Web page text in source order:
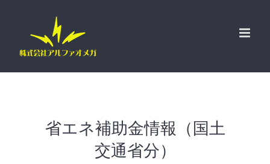
省エネ補助金情報（国土
交通省分）